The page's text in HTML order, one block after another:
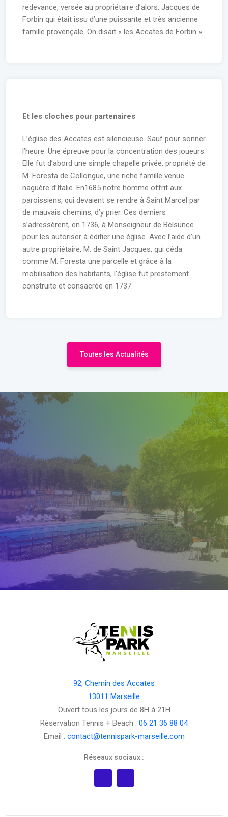
redevance, versée au propriétaire d’alors, Jacques de
Forbin qui était issu d’une puissante et très ancienne
famille provençale. On disait « les Accates de Forbin ».
Et les cloches pour partenaires
L’église des Accates est silencieuse. Sauf pour sonner
l’heure. Une épreuve pour la concentration des joueurs.
Elle fut d’abord une simple chapelle privée, propriété de
M. Foresta de Collongue, une riche famille venue
naguère d’Italie. En1685 notre homme offrit aux
paroissiens, qui devaient se rendre à Saint Marcel par
de mauvais chemins, d’y prier. Ces derniers
s’adressèrent, en 1736, à Monseigneur de Belsunce
pour les autoriser à édifier une église. Avec l’aide d’un
autre propriétaire, M. de Saint Jacques, qui céda
comme M. Foresta une parcelle et grâce à la
mobilisation des habitants, l’église fut prestement
construite et consacrée en 1737.
Toutes les Actualités
92, Chemin des Accates
13011 Marseille
Ouvert tous les jours de 8H à 21H
Réservation Tennis + Beach : 06 21 36 88 04
Email : contact@tennispark-marseille.com
Réseaux sociaux :